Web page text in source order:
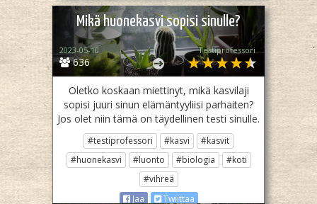
Mikä huonekasvi sopisi sinulle?
636
2023-05-10 Testiprofessori
Oletko koskaan miettinyt, mikä kasvilaji
sopisi juuri sinun elämäntyyliisi parhaiten?
Jos olet niin tämä on täydellinen testi sinulle.
#testiprofessori #kasvi
#kasvit
#huonekasvi
#luonto #biologia
#koti
#vihreä
Jaa
Twiittaa